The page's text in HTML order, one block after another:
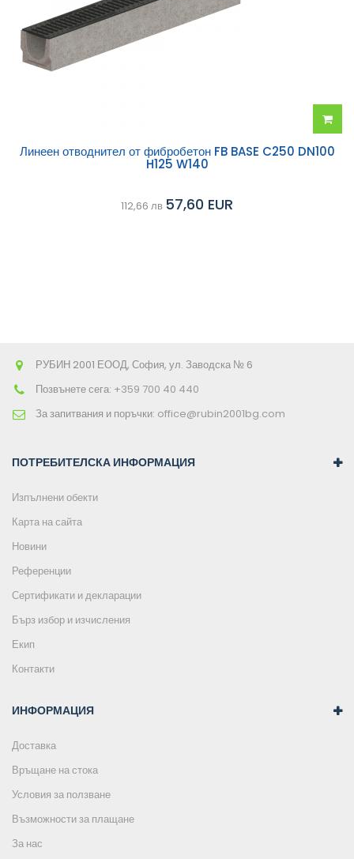
Линеен отводнител от фибробетон FB BASE C250 DN100
H125 W140
112,66 лв 57,60 EUR
РУБИН 2001 ЕООД, София, ул. Заводска № 6
Позвънете сега: +359 700 40 440
За запитвания и поръчки: office@rubin2001bg.com
ПОТРЕБИТЕЛСКА ИНФОРМАЦИЯ
Изпълнени обекти
Карта на сайта
Новини
Референции
Сертификати и декларации
Бърз избор и изчисления
Екип
Контакти
ИНФОРМАЦИЯ
Доставка
Връщане на стока
Условия за ползване
Възможности за плащане
За нас